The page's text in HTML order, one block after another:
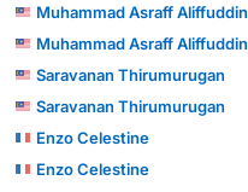
Muhammad Asraff Aliffuddin bin Yasin
Muhammad Asraff Aliffuddin bin Yasin
Saravanan Thirumurugan
Saravanan Thirumurugan
Enzo Celestine
Enzo Celestine